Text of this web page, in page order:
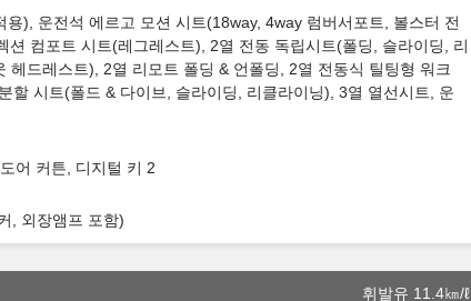
), 운전석 에르고 모션 시트(18way, 4way 럼버서포트, 볼스터 전
션 컴포트 시트(레그레스트), 2열 전동 독립시트(폴딩, 슬라이딩, 리
헤드레스트), 2열 리모트 폴딩 & 언폴딩, 2열 전동식 틸팅형 워크
할 시트(폴드 & 다이브, 슬라이딩, 리클라이닝), 3열 열선시트, 운
어 커튼, 디지털 키 2
, 외장앰프 포함)
휘발유 11.4㎞/ℓ